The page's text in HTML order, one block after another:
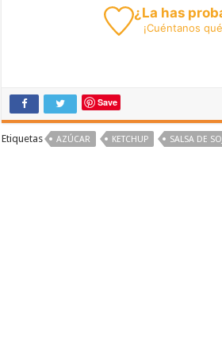
¿La has
¡Cuéntanos
Save
Etiquetas AZÚCAR KETCHUP SALSA DE